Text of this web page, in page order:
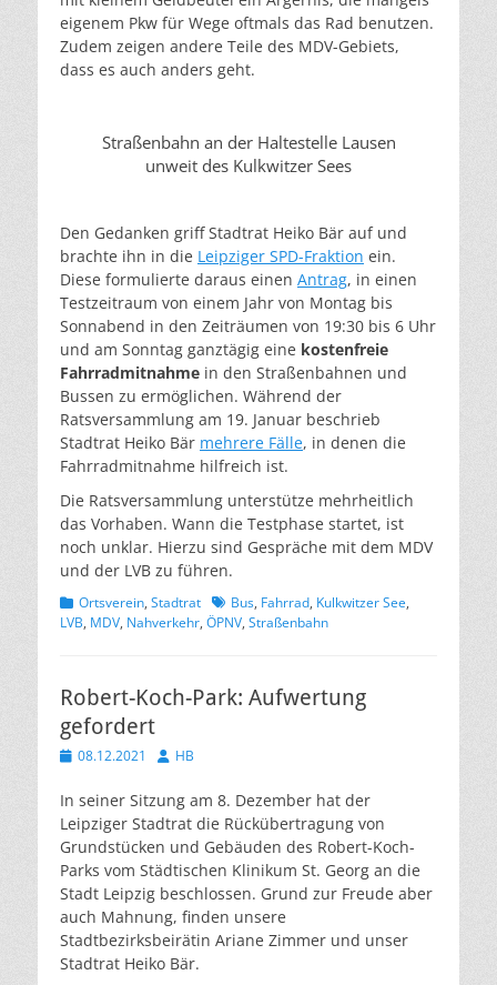
eigenem Pkw für Wege oftmals das Rad benutzen.
Zudem zeigen andere Teile des MDV-Gebiets,
dass es auch anders geht.
Straßenbahn an der Haltestelle Lausen
unweit des Kulkwitzer Sees
Den Gedanken griff Stadtrat Heiko Bär auf und
brachte ihn in die Leipziger SPD-Fraktion ein.
Diese formulierte daraus einen Antrag, in einen
Testzeitraum von einem Jahr von Montag bis
Sonnabend in den Zeiträumen von 19:30 bis 6 Uhr
und am Sonntag ganztägig eine kostenfreie
Fahrradmitnahme in den Straßenbahnen und
Bussen zu ermöglichen. Während der
Ratsversammlung am 19. Januar beschrieb
Stadtrat Heiko Bär mehrere Fälle, in denen die
Fahrradmitnahme hilfreich ist.
Die Ratsversammlung unterstütze mehrheitlich
das Vorhaben. Wann die Testphase startet, ist
noch unklar. Hierzu sind Gespräche mit dem MDV
und der LVB zu führen.
Kategorien
Ortsverein, Stadtrat Schlagworte
Bus, Fahrrad, Kulkwitzer See,
LVB, MDV, Nahverkehr, ÖPNV, Straßenbahn
Robert-Koch-Park: Aufwertung
gefordert
Veröffentlicht
08.12.2021 Autor
HB
In seiner Sitzung am 8. Dezember hat der
Leipziger Stadtrat die Rückübertragung von
Grundstücken und Gebäuden des Robert-Koch-
Parks vom Städtischen Klinikum St. Georg an die
Stadt Leipzig beschlossen. Grund zur Freude aber
auch Mahnung, finden unsere
Stadtbezirksbeirätin Ariane Zimmer und unser
Stadtrat Heiko Bär.